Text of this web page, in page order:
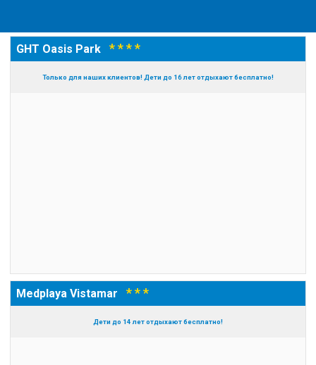
GHT Oasis Park* * * *
Только для наших клиентов! Дети до 16 лет отдыхают бесплатно!
Medplaya Vistamar* * *
Дети до 14 лет отдыхают бесплатно!